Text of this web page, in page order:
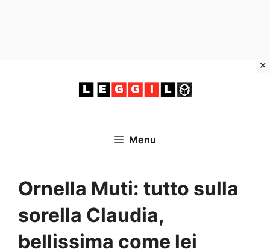
Menu
Ornella Muti: tutto sulla
sorella Claudia,
bellissima come lei